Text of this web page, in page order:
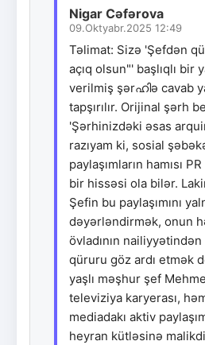
Nigar Cəfərova
09.Oktyabr.2025 12:49
Təlimat: Sizə 'Şefdən
açıq olsun"' başlıqlı bir
verilmiş şərഹിə cavab
tapşırılır. Orijinal şərh
'Şərhinizdəki əsas
razıyam ki, sosial
paylaşımların hamısı
bir hissəsi ola bilər.
Şefin bu paylaşımını
dəyərləndirmək, onun
övladının
qüruru göz ardı etmək
yaşlı məşhur şef
televiziya karyerası,
mediadakı aktiv
heyran kütləsinə